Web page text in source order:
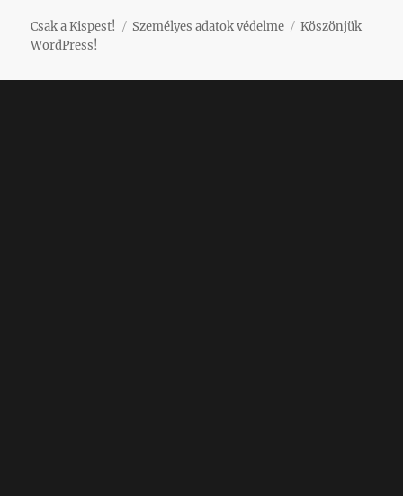
Csak a Kispest! Személyes adatok védelme
Köszönjük
WordPress!